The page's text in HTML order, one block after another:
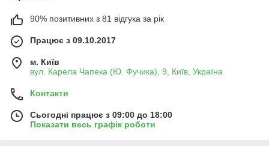
90% позитивних з 81 відгука за рік
Працює з 09.10.2017
м. Київ
вул. Карела Чапека (Ю. Фучика), 9, Київ, Україна
Контакти
Сьогодні працює з 09:00 до 18:00
Показати весь графік роботи